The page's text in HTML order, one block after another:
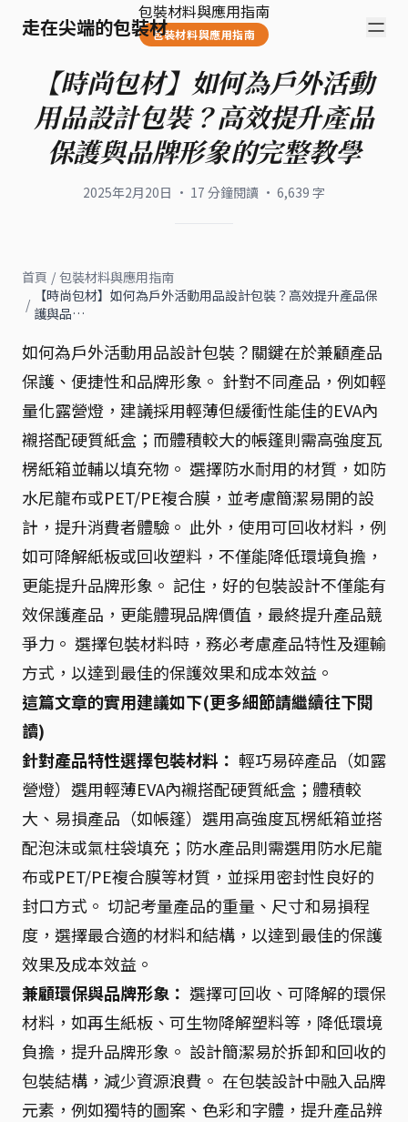
走在尖端的包裝材
包裝材料與應用指南
包裝材料與應用指南
【時尚包材】如何為戶外活動
用品設計包裝？高效提升產品
保護與品牌形象的完整教學
2025年2月20日 · 17 分鐘閱讀 · 6,639 字
首頁 / 包裝材料與應用指南
/
【時尚包材】如何為戶外活動用品設計包裝？高效提升產品保
護與品…
如何為戶外活動用品設計包裝？關鍵在於兼顧產品
保護、便捷性和品牌形象。 針對不同產品，例如輕
量化露營燈，建議採用輕薄但緩衝性能佳的EVA內
襯搭配硬質紙盒；而體積較大的帳篷則需高強度瓦
楞紙箱並輔以填充物。 選擇防水耐用的材質，如防
水尼龍布或PET/PE複合膜，並考慮簡潔易開的設
計，提升消費者體驗。 此外，使用可回收材料，例
如可降解紙板或回收塑料，不僅能降低環境負擔，
更能提升品牌形象。 記住，好的包裝設計不僅能有
效保護產品，更能體現品牌價值，最終提升產品競
爭力。 選擇包裝材料時，務必考慮產品特性及運輸
方式，以達到最佳的保護效果和成本效益。
這篇文章的實用建議如下(更多細節請繼續往下閱
讀)
針對產品特性選擇包裝材料： 輕巧易碎產品（如露
營燈）選用輕薄EVA內襯搭配硬質紙盒；體積較
大、易損產品（如帳篷）選用高強度瓦楞紙箱並搭
配泡沫或氣柱袋填充；防水產品則需選用防水尼龍
布或PET/PE複合膜等材質，並採用密封性良好的
封口方式。 切記考量產品的重量、尺寸和易損程
度，選擇最合適的材料和結構，以達到最佳的保護
效果及成本效益。
兼顧環保與品牌形象： 選擇可回收、可降解的環保
材料，如再生紙板、可生物降解塑料等，降低環境
負擔，提升品牌形象。 設計簡潔易於拆卸和回收的
包裝結構，減少資源浪費。 在包裝設計中融入品牌
元素，例如獨特的圖案、色彩和字體，提升產品辨